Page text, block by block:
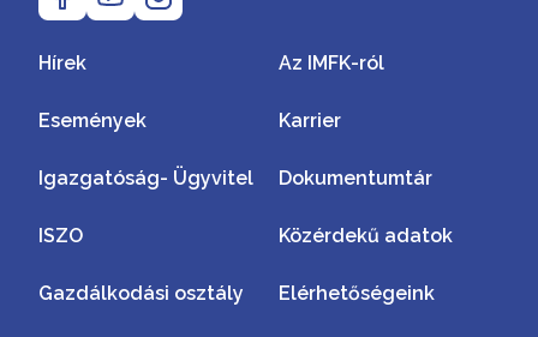
Hírek
Események
Igazgatóság- Ügyvitel
ISZO
Gazdálkodási osztály
Az IMFK-ról
Karrier
Dokumentumtár
Közérdekű adatok
Elérhetőségeink